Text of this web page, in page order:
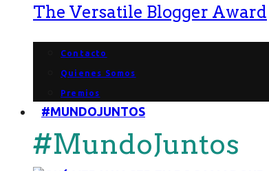
The Versatile Blogger Award
Contacto
Quienes Somos
Premios
#MUNDOJUNTOS
#MundoJuntos